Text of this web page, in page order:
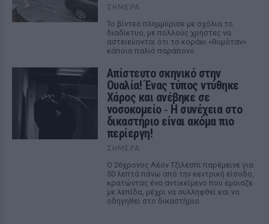
ΣΉΜΕΡΑ
Το βίντεο πλημμύρισε με σχόλια το
διαδίκτυο, με πολλούς χρήστες να
αστειεύονται ότι το κοράκι «θυμόταν»
κάποιο παλιό παράπονο
Απίστευτο σκηνικό στην
Ουαλία! Ένας τύπος ντύθηκε
Χάρος και ανέβηκε σε
νοσοκομείο ‑ H συνέχεια στο
δικαστήριο είναι ακόμα πιο
περίεργη!
ΣΉΜΕΡΑ
Ο 26χρονος Λέον Τζιλέσπι παρέμεινε για
50 λεπτά πάνω από την κεντρική είσοδο,
κρατώντας ένα αντικείμενο που έμοιαζε
με λεπίδα, μέχρι να συλληφθεί και να
οδηγηθεί στο δικαστήριο.